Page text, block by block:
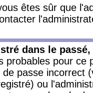
êtes sûr que
dans le
probables pour
passe incorrect
ou